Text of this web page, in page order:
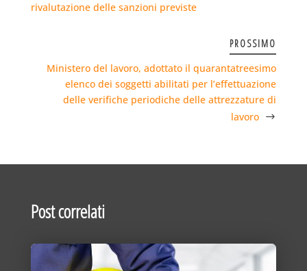
rivalutazione delle sanzioni previste
PROSSIMO
Ministero del lavoro, adottato il quarantatreesimo
elenco dei soggetti abilitati per l’effettuazione
delle verifiche periodiche delle attrezzature di
lavoro
Post correlati